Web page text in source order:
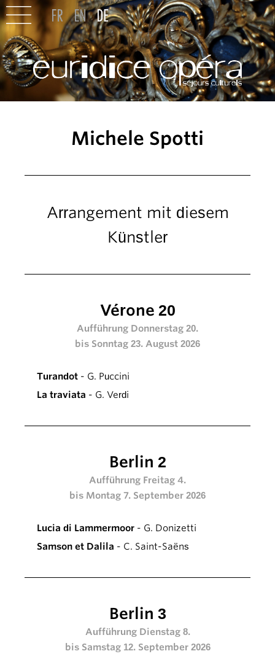
Michele Spotti
Arrangement mit diesem
Künstler
Vérone 20
Aufführung Donnerstag 20.
bis Sonntag 23. August 2026
Turandot - G. Puccini
La traviata - G. Verdi
Berlin 2
Aufführung Freitag 4.
bis Montag 7. September 2026
Lucia di Lammermoor - G. Donizetti
Samson et Dalila - C. Saint-Saëns
Berlin 3
Aufführung Dienstag 8.
bis Samstag 12. September 2026